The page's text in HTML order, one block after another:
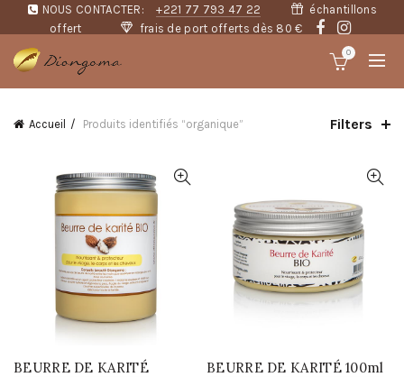
NOUS CONTACTER: +221 77 793 47 22
échantillons
offert
frais de port offerts dès 80 €
0
Accueil Produits identifiés “organique” Filters
BEURRE DE KARITÉ
BEURRE DE KARITÉ 100ml